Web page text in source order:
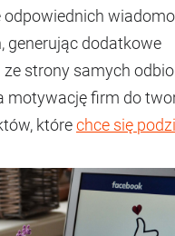
odpowiednich
generując dodatkowe
strony samych
motywację firm do
którechce się